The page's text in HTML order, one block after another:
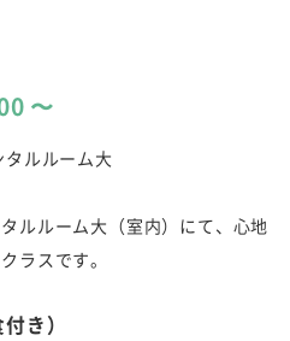
〜
タルルーム大
ルルーム大（室内）にて、心地
ラスです。
き）